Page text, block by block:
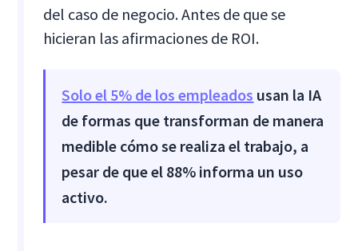
del caso de negocio. Antes de que se
hicieran las afirmaciones de ROI.
Solo el 5% de los empleados usan la IA
de formas que transforman de manera
medible cómo se realiza el trabajo, a
pesar de que el 88% informa un uso
activo.